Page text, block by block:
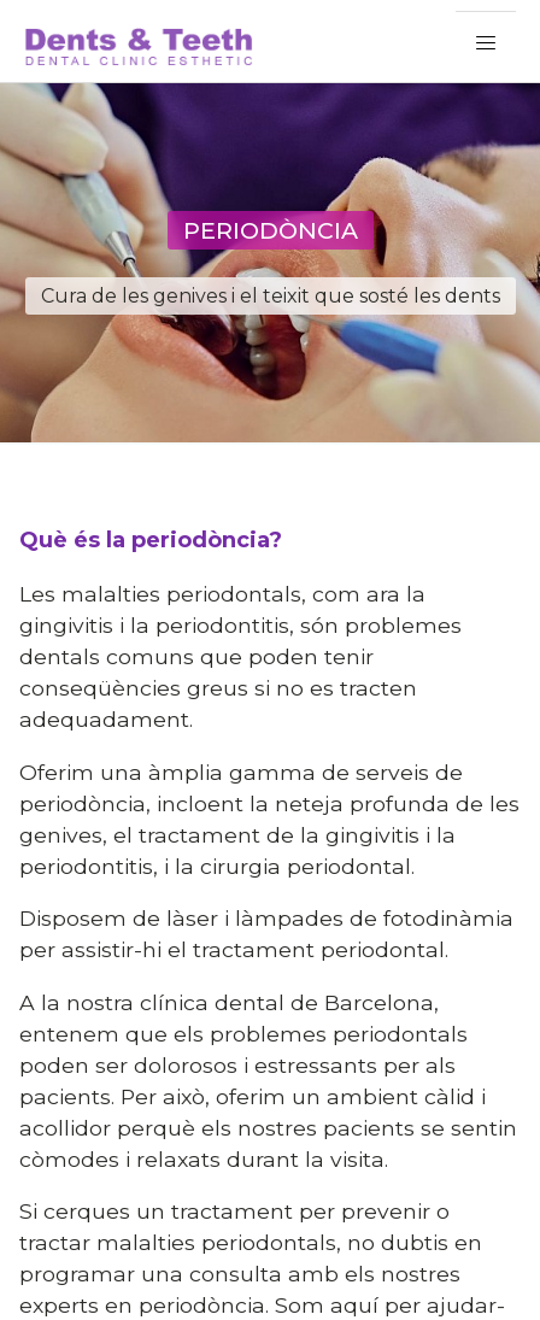
PERIODÒNCIA
Cura de les genives i el teixit que sosté les dents
Què és la periodòncia?
Les malalties periodontals, com ara la
gingivitis i la periodontitis, són problemes
dentals comuns que poden tenir
conseqüències greus si no es tracten
adequadament.
Oferim una àmplia gamma de serveis de
periodòncia, incloent la neteja profunda de les
genives, el tractament de la gingivitis i la
periodontitis, i la cirurgia periodontal.
Disposem de làser i làmpades de fotodinàmia
per assistir-hi el tractament periodontal.
A la nostra clínica dental de Barcelona,
entenem que els problemes periodontals
poden ser dolorosos i estressants per als
pacients. Per això, oferim un ambient càlid i
acollidor perquè els nostres pacients se sentin
còmodes i relaxats durant la visita.
Si cerques un tractament per prevenir o
tractar malalties periodontals, no dubtis en
programar una consulta amb els nostres
experts en periodòncia. Som aquí per ajudar-